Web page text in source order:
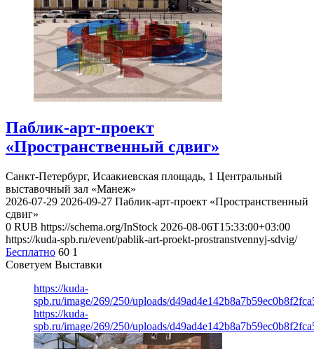
Паблик-арт-проект
«Пространственный сдвиг»
Санкт-Петербург, Исаакиевская площадь, 1 Центральный
выставочный зал «Манеж»
2026-07-29 2026-09-27 Паблик-арт-проект «Пространственный
сдвиг»
0 RUB https://schema.org/InStock 2026-08-06T15:33:00+03:00
https://kuda-spb.ru/event/pablik-art-proekt-prostranstvennyj-sdvig/
Бесплатно 60 1
Советуем Выставки
https://kuda-
spb.ru/image/269/250/uploads/
https://kuda-
spb.ru/image/269/250/uploads/